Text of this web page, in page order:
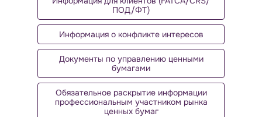
ПОД/ФТ)
Информация о конфликте интересов
Документы по управлению ценными
бумагами
Обязательное раскрытие информации
профессиональным участником рынка
ценных бумаг